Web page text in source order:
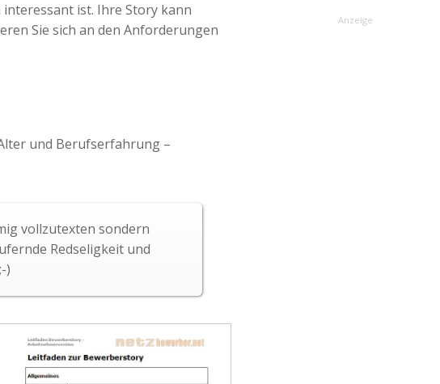
Anzeige
ist. Ihre Story kann
Sie sich an den Anforderungen
und Berufserfahrung –
vollzutexten sondern
Redseligkeit und
)